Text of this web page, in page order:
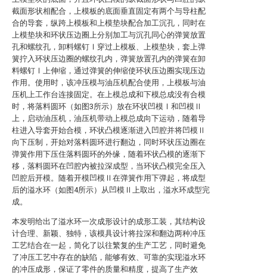
截面形状相配合，上模板的底面垂直固定有两个与导柱配
合的导套，纵跨上模板和上模垫块配合加工沉孔，同时在
上模垫块和环状压边圈上分别加工与沉孔同心的弹簧放置
孔和螺纹孔，卸料螺钉Ⅰ穿过上模板、上模垫块，套上弹
簧拧入环状压边圈的螺纹孔内，弹簧放置孔内的弹簧在卸
料螺钉Ⅰ上伸缩，通过弹簧的伸缩使环状压边圈实现压边
作用。使用时，该冲压模与油压机配合使用，上模板与油
压机上工作台连接固定。在上模总成和下模总成没有合模
时，将落料圆环（如图3所示）放在环状凹模Ⅰ和凹模Ⅱ
上，启动油压机，油压机带动上模总成向下运动，随着导
柱进入导套开始合模，环状凸模逐渐进入凹腔并将凹模Ⅱ
向下压制，开始对落料圆环进行翻边，同时环状压边圈在
弹簧作用下压住落料圆环的外缘，随着环状凸模的逐渐下
移，落料圆环在凹腔内被拉深成型，当环状凸模完全压入
凹腔后开模。随着开模凹模Ⅱ在弹簧作用下弹起，将成型
后的溢水环（如图4所示）从凹模Ⅱ上取出，溢水环成型完
成。
本发明给出了溢水环一次成形设计的成形工装，其结构设
计合理、新颖、独特，该模具设计将拉深和翻边两种冲压
工艺结合在一起，简化了以往繁复的生产工艺，同时避免
了冲压工艺中存在的缺陷，能够有效、可靠的实现溢水环
的冲压成形，保证了零件的质量和精度，提高了生产效